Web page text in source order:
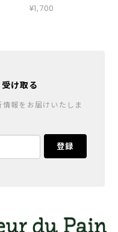
¥1,700
け取る
報をお届けいたしま
登録